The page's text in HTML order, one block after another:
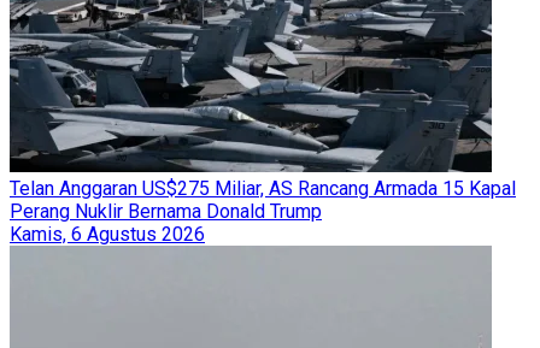
Telan Anggaran US$275 Miliar, AS Rancang Armada 15 Kapal
Perang Nuklir Bernama Donald Trump
Kamis, 6 Agustus 2026